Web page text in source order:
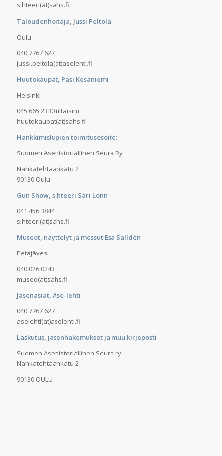
sihteeri(at)sahs.fi
Taloudenhoitaja, Jussi Peltola
Oulu
040 7767 627
jussi.peltola(at)aselehti.fi
Huutokaupat, Pasi Kesäniemi
Helsinki
045 665 2330 (iltaisin)
huutokaupat(at)sahs.fi
Hankkimislupien toimitusosoite:
Suomen Asehistoriallinen Seura Ry
Nahkatehtaankatu 2
90130 Oulu
Gun Show, sihteeri Sari Lönn
041 456 3844
sihteeri(at)sahs.fi
Museot, näyttelyt ja messut Esa Salldén
Petäjävesi
040 026 0243
museo(at)sahs.fi
Jäsenasiat, Ase-lehti
040 7767 627
aselehti(at)aselehti.fi
Laskutus, jäsenhakemukset ja muu kirjeposti
Suomen Asehistoriallinen Seura ry
Nahkatehtaankatu 2
90130 OULU